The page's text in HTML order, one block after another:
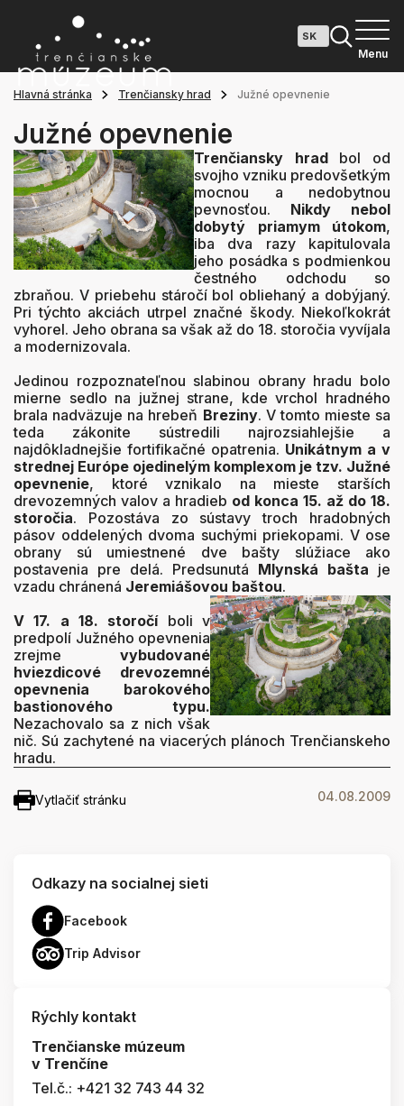
Menu
Hlavná stránka Trenčiansky hrad Južné opevnenie
Južné opevnenie
Trenčiansky hradbol od
svojho vzniku predovšetkým
mocnou a nedobytnou
pevnosťou. Nikdy nebol
dobytý priamym útokom,
iba dva razy kapitulovala
jeho posádka s podmienkou
čestného odchodu so
zbraňou. V priebehu stáročí bol obliehaný a dobýjaný.
Pri týchto akciách utrpel značné škody. Niekoľkokrát
vyhorel. Jeho obrana sa však až do 18. storočia vyvíjala
a modernizovala.
Jedinou rozpoznateľnou slabinou obrany hradu bolo
mierne sedlo na južnej strane, kde vrchol hradného
brala nadväzuje na hrebeň Breziny. V tomto mieste sa
teda zákonite sústredili najrozsiahlejšie a
najdôkladnejšie fortifikačné opatrenia. Unikátnym a v
strednej Európe ojedinelým komplexom je tzv. Južné
opevnenie, ktoré vznikalo na mieste starších
drevozemných valov a hradieb od konca 15. až do 18.
storočia. Pozostáva zo sústavy troch hradobných
pásov oddelených dvoma suchými priekopami. V ose
obrany sú umiestnené dve bašty slúžiace ako
postavenia pre delá. Predsunutá Mlynská bašta je
vzadu chránená Jeremiášovou baštou.
V 17. a 18. storočíboli v
predpolí Južného opevnenia
zrejme vybudované
hviezdicové drevozemné
opevnenia barokového
bastionového typu.
Nezachovalo sa z nich však
nič. Sú zachytené na viacerých plánoch Trenčianskeho
hradu.
Vytlačiť stránku 04.08.2009
Odkazy na socialnej sieti
Facebook
Trip Advisor
Rýchly kontakt
Trenčianske múzeum
v Trenčíne
Tel.č.: +421 32 743 44 32